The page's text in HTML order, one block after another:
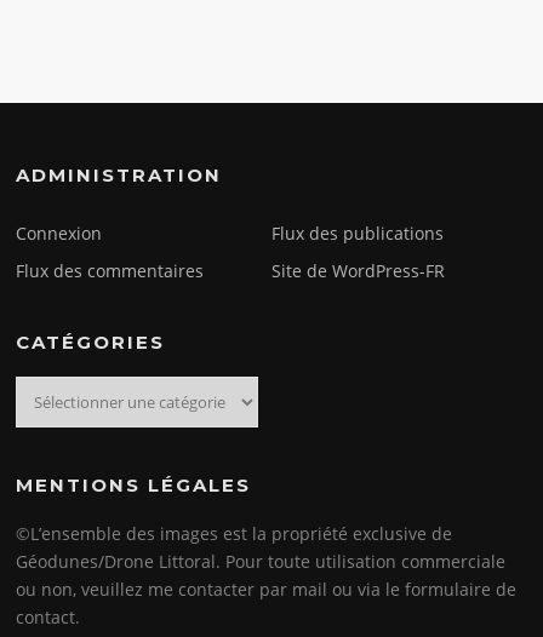
ADMINISTRATION
Connexion
Flux des publications
Flux des commentaires
Site de WordPress-FR
CATÉGORIES
MENTIONS LÉGALES
©L’ensemble des images est la propriété exclusive de
Géodunes/Drone Littoral. Pour toute utilisation commerciale
ou non, veuillez me contacter par mail ou via le formulaire de
contact.